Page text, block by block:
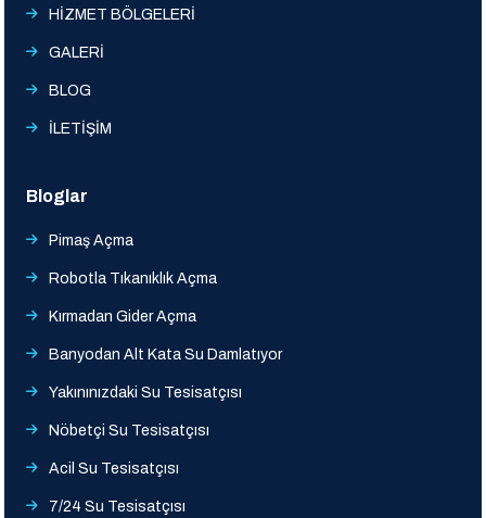
HİZMET BÖLGELERİ
GALERİ
BLOG
İLETİŞİM
Bloglar
Pimaş Açma
Robotla Tıkanıklık Açma
Kırmadan Gider Açma
Banyodan Alt Kata Su Damlatıyor
Yakınınızdaki Su Tesisatçısı
Nöbetçi Su Tesisatçısı
Acil Su Tesisatçısı
7/24 Su Tesisatçısı